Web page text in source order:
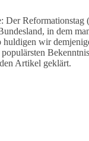
Reformationstag
in dem
wir
Artikel geklärt.